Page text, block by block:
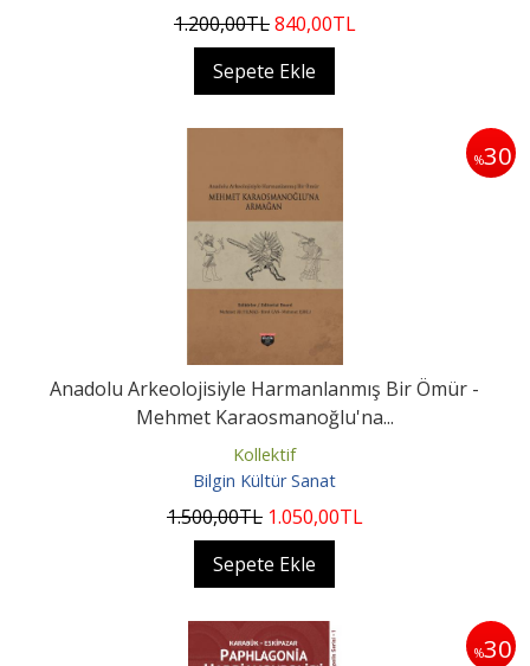
1.200,00TL840,00TL
Sepete Ekle
%30
Anadolu Arkeolojisiyle Harmanlanmış Bir Ömür -
Mehmet Karaosmanoğlu'na...
Kollektif
Bilgin Kültür Sanat
1.500,00TL 1.050,00TL
Sepete Ekle
%30